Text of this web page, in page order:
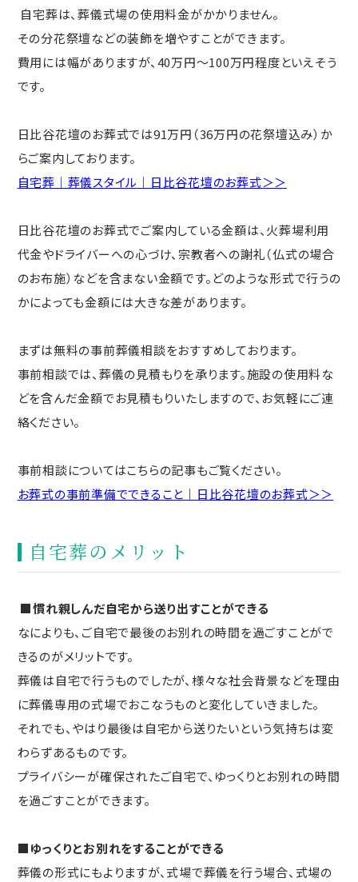
自宅葬は、葬儀式場の使用料金がかかりません。
その分花祭壇などの装飾を増やすことができます。
費用には幅がありますが、40万円～100万円程度といえそう
です。
日比谷花壇のお葬式では91万円（36万円の花祭壇込み）か
らご案内しております。
自宅葬｜葬儀スタイル｜日比谷花壇のお葬式＞＞
日比谷花壇のお葬式でご案内している金額は、火葬場利用
代金やドライバーへの心づけ、宗教者への謝礼（仏式の場合
のお布施）などを含まない金額です。どのような形式で行うの
かによっても金額には大きな差があります。
まずは無料の事前葬儀相談をおすすめしております。
事前相談では、葬儀の見積もりを承ります。施設の使用料な
どを含んだ金額でお見積もりいたしますので、お気軽にご連
絡ください。
事前相談についてはこちらの記事もご覧ください。
お葬式の事前準備でできること｜日比谷花壇のお葬式＞＞
自宅葬のメリット
■慣れ親しんだ自宅から送り出すことができる
なによりも、ご自宅で最後のお別れの時間を過ごすことがで
きるのがメリットです。
葬儀は自宅で行うものでしたが、様々な社会背景などを理由
に葬儀専用の式場でおこなうものと変化していきました。
それでも、やはり最後は自宅から送りたいという気持ちは変
わらずあるものです。
プライバシーが確保されたご自宅で、ゆっくりとお別れの時間
を過ごすことができます。
■ゆっくりとお別れをすることができる
葬儀の形式にもよりますが、式場で葬儀を行う場合、式場の